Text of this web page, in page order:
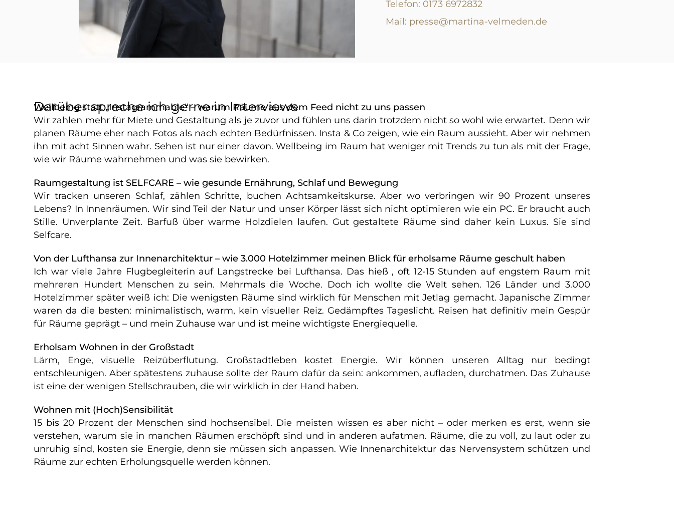
Telefon: 0173 6972832
Mail: presse@martina-velmeden.de
Darüber spreche ich gerne in Interviews
Wellbeing statt „Instagrammable“ – warum Räume aus dem Feed nicht zu uns passen
Wir zahlen mehr für Miete und Gestaltung als je zuvor und fühlen uns darin trotzdem nicht so wohl wie erwartet. Denn wir
planen Räume eher nach Fotos als nach echten Bedürfnissen. Insta & Co zeigen, wie ein Raum aussieht. Aber wir nehmen
ihn mit acht Sinnen wahr. Sehen ist nur einer davon. Wellbeing im Raum hat weniger mit Trends zu tun als mit der Frage,
wie wir Räume wahrnehmen und was sie bewirken.
Raumgestaltung ist SELFCARE – wie gesunde Ernährung, Schlaf und Bewegung
Wir tracken unseren Schlaf, zählen Schritte, buchen Achtsamkeitskurse. Aber wo verbringen wir 90 Prozent unseres
Lebens? In Innenräumen. Wir sind Teil der Natur und unser Körper lässt sich nicht optimieren wie ein PC. Er braucht auch
Stille. Unverplante Zeit. Barfuß über warme Holzdielen laufen. Gut gestaltete Räume sind daher kein Luxus. Sie sind
Selfcare.
Von der Lufthansa zur Innenarchitektur – wie 3.000 Hotelzimmer meinen Blick für erholsame Räume geschult haben
Ich war viele Jahre Flugbegleiterin auf Langstrecke bei Lufthansa. Das hieß , oft 12-15 Stunden auf engstem Raum mit
mehreren Hundert Menschen zu sein. Mehrmals die Woche. Doch ich wollte die Welt sehen. 126 Länder und 3.000
Hotelzimmer später weiß ich: Die wenigsten Räume sind wirklich für Menschen mit Jetlag gemacht. Japanische Zimmer
waren da die besten: minimalistisch, warm, kein visueller Reiz. Gedämpftes Tageslicht. Reisen hat definitiv mein Gespür
für Räume geprägt – und mein Zuhause war und ist meine wichtigste Energiequelle.
Erholsam Wohnen in der Großstadt
Lärm, Enge, visuelle Reizüberflutung. Großstadtleben kostet Energie. Wir können unseren Alltag nur bedingt
entschleunigen. Aber spätestens zuhause sollte der Raum dafür da sein: ankommen, aufladen, durchatmen. Das Zuhause
ist eine der wenigen Stellschrauben, die wir wirklich in der Hand haben.
Wohnen mit (Hoch)Sensibilität
15 bis 20 Prozent der Menschen sind hochsensibel. Die meisten wissen es aber nicht – oder merken es erst, wenn sie
verstehen, warum sie in manchen Räumen erschöpft sind und in anderen aufatmen. Räume, die zu voll, zu laut oder zu
unruhig sind, kosten sie Energie, denn sie müssen sich anpassen. Wie Innenarchitektur das Nervensystem schützen und
Räume zur echten Erholungsquelle werden können.